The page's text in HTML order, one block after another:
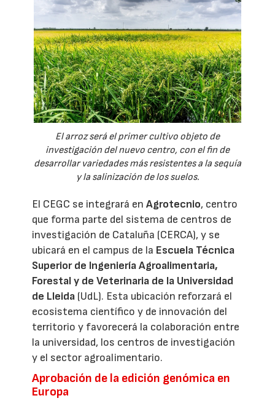
El arroz será el primer cultivo objeto de
investigación del nuevo centro, con el fin de
desarrollar variedades más resistentes a la sequía
y la salinización de los suelos.
El CEGC se integrará enAgrotecnio, centro
que forma parte del sistema de centros de
investigación de Cataluña (CERCA), y se
ubicará en el campus de la Escuela Técnica
Superior de Ingeniería Agroalimentaria,
Forestal y de Veterinaria de la Universidad
de Lleida (UdL). Esta ubicación reforzará el
ecosistema científico y de innovación del
territorio y favorecerá la colaboración entre
la universidad, los centros de investigación
y el sector agroalimentario.
Aprobación de la edición genómica en
Europa